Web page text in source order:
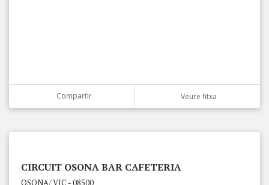
Compartir Veure fitxa
CIRCUIT OSONA BAR CAFETERIA
OSONA/ VIC - 08500